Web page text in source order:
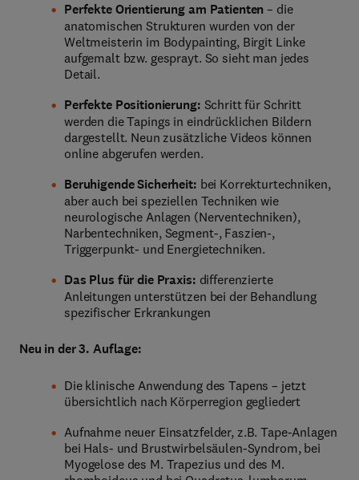
Perfekte Orientierung am Patienten – die
anatomischen Strukturen wurden von der
Weltmeisterin im Bodypainting, Birgit Linke
aufgemalt bzw. gesprayt. So sieht man jedes
Detail.
Perfekte Positionierung: Schritt für Schritt
werden die Tapings in eindrücklichen Bildern
dargestellt. Neun zusätzliche Videos können
online abgerufen werden.
Beruhigende Sicherheit: bei Korrekturtechniken,
aber auch bei speziellen Techniken wie
neurologische Anlagen (Nerventechniken),
Narbentechniken, Segment-, Faszien-,
Triggerpunkt- und Energietechniken.
Das Plus für die Praxis: differenzierte
Anleitungen unterstützen bei der Behandlung
spezifischer Erkrankungen
Neu in der 3. Auflage:
Die klinische Anwendung des Tapens – jetzt
übersichtlich nach Körperregion gegliedert
Aufnahme neuer Einsatzfelder, z.B. Tape-Anlagen
bei Hals- und Brustwirbelsäulen-Syndrom, bei
Myogelose des M. Trapezius und des M.